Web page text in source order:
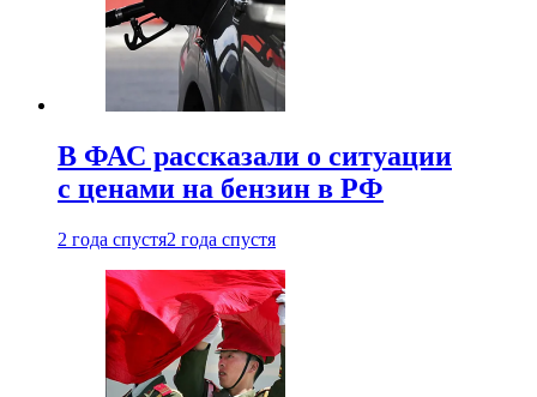
В ФАС рассказали о ситуации
с ценами на бензин в РФ
2 года спустя2 года спустя